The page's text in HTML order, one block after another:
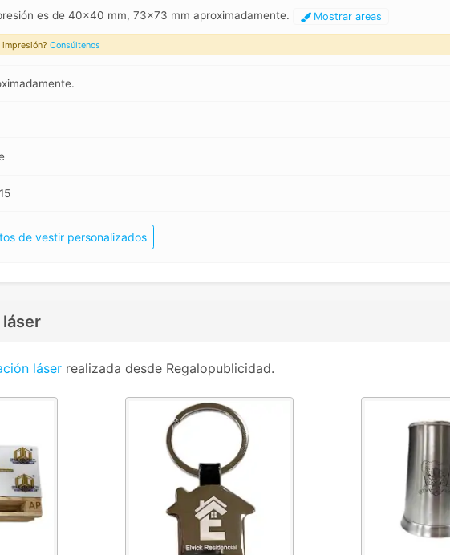
es de 40x40 mm, 73x73 mm aproximadamente. Mostrar areas
Consúltenos
de vestir personalizados
láser realizada desde Regalopublicidad.